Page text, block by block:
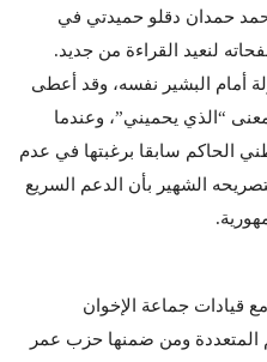
حمدان دقلو حميدتي في
لنعيد القراءة من جديد.
أمام البشير نفسه، وقد أعطى
“الذي يحميني”، وعندما
الحاكم سابقا برغبتها في عدم
الشهير بأن الدعم السريع
قيادات جماعة الإخوان
المتعددة ومن ضمنها حزب عمر